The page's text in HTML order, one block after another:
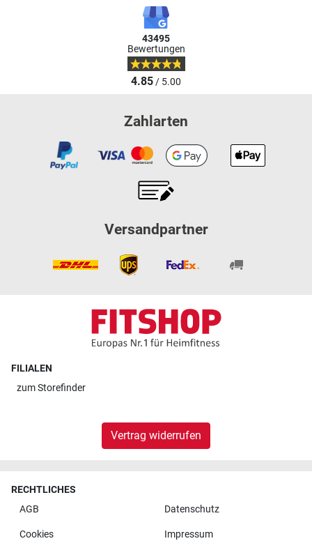
43495
Bewertungen
4.85/ 5.00
Zahlarten
Versandpartner
FILIALEN
zumStorefinder
Vertrag widerrufen
RECHTLICHES
AGB
Datenschutz
Cookies Impressum